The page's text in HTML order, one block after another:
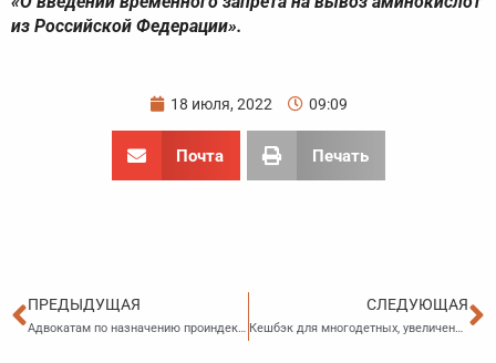
из Российской Федерации».
18 июля, 2022 09:09
Почта Печать
Пред
ПРЕДЫДУЩАЯ
Адвокатам по назначению проиндексируют размер вознаграждения
СЛЕДУЮЩАЯ
Кешбэк для многодетных, увеличение выплат по соцконтракту и другие поручения президента РФ